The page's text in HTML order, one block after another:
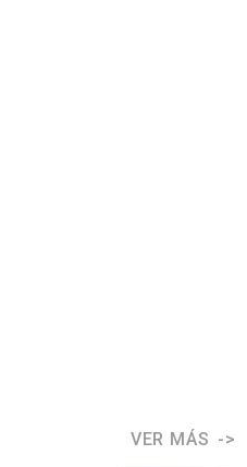
VER MÁS